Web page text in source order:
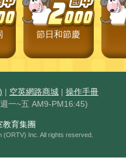
節日和節慶
| 空英網路商城 | 操作手冊
一~五 AM9-PM16:45)
教育集團
Inc. All rights reserved.